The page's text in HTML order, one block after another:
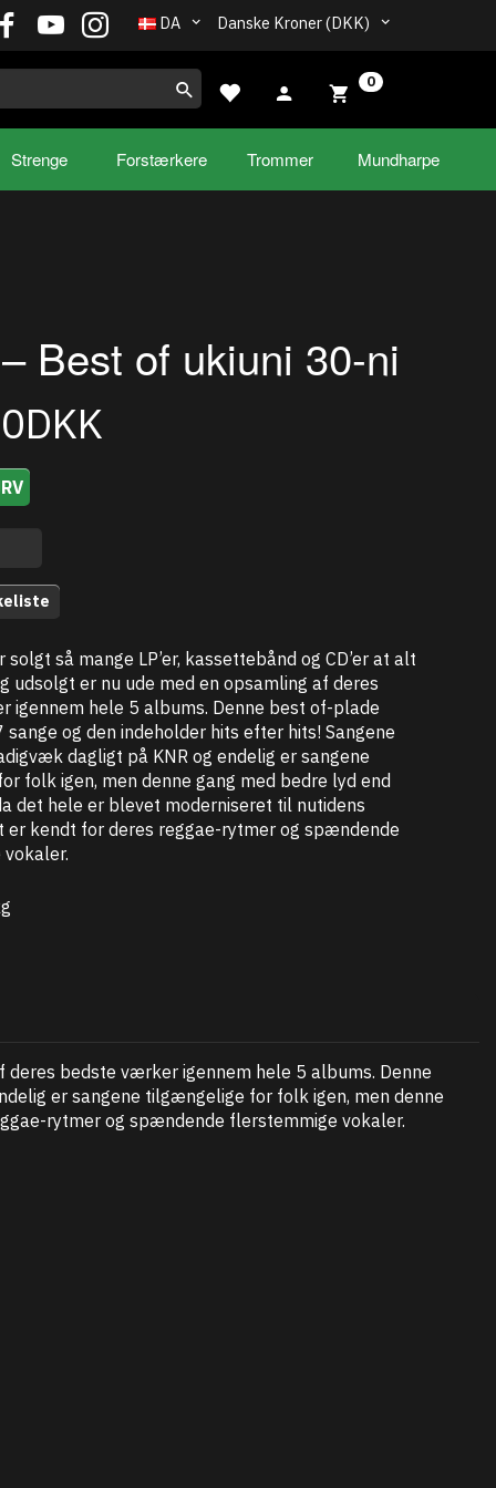
Danske Kroner (DKK)
DA
0
Strenge Forstærkere Trommer Mundharpe
Best of ukiuni 30-ni
så mange LP’er, kassettebånd og CD’er at alt
udsolgt er nu ude med en opsamling af deres
igennem hele 5 albums. Denne best of-plade
sange og den indeholder hits efter hits! Sangene
dagligt på KNR og endelig er sangene
folk igen, men denne gang med bedre lyd end
det hele er blevet moderniseret til nutidens
er kendt for deres reggae-rytmer og spændende
deres bedste værker igennem hele 5 albums. Denne
er sangene tilgængelige for folk igen, men denne
rytmer og spændende flerstemmige vokaler.